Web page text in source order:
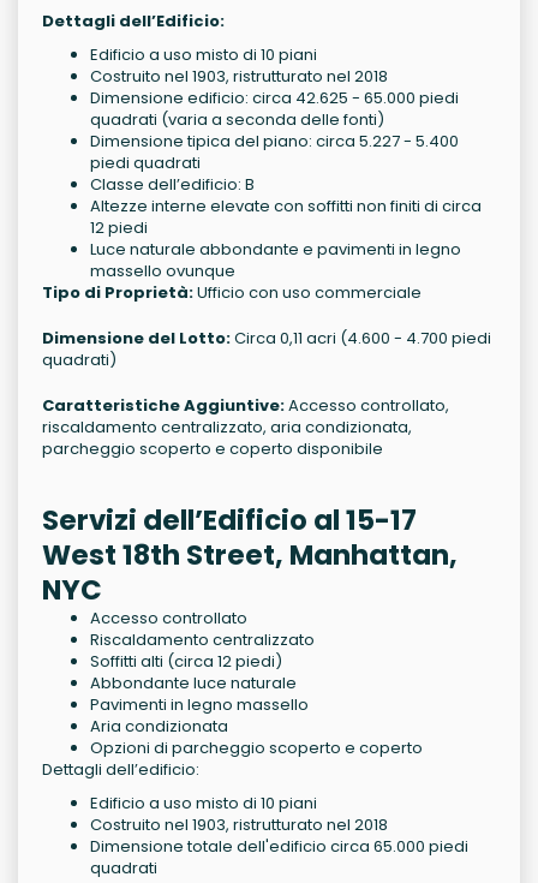
Dettagli dell’Edificio:
Edificio a uso misto di 10 piani
Costruito nel 1903, ristrutturato nel 2018
Dimensione edificio: circa 42.625 - 65.000 piedi
quadrati (varia a seconda delle fonti)
Dimensione tipica del piano: circa 5.227 - 5.400
piedi quadrati
Classe dell’edificio: B
Altezze interne elevate con soffitti non finiti di circa
12 piedi
Luce naturale abbondante e pavimenti in legno
massello ovunque
Tipo di Proprietà:Ufficio con uso commerciale
Dimensione del Lotto:Circa 0,11 acri (4.600 - 4.700 piedi
quadrati)
Caratteristiche Aggiuntive:Accesso controllato,
riscaldamento centralizzato, aria condizionata,
parcheggio scoperto e coperto disponibile
Servizi dell’Edificio al 15-17
West 18th Street, Manhattan,
NYC
Accesso controllato
Riscaldamento centralizzato
Soffitti alti (circa 12 piedi)
Abbondante luce naturale
Pavimenti in legno massello
Aria condizionata
Opzioni di parcheggio scoperto e coperto
Dettagli dell’edificio:
Edificio a uso misto di 10 piani
Costruito nel 1903, ristrutturato nel 2018
Dimensione totale dell'edificio circa 65.000 piedi
quadrati